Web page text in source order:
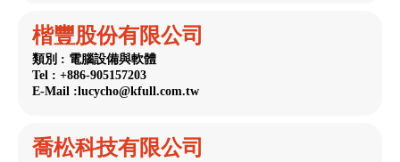
楷豐股份有限公司
類別 : 電腦設備與軟體
Tel : +886-905157203
E-Mail :lucycho@kfull.com.tw
喬松科技有限公司